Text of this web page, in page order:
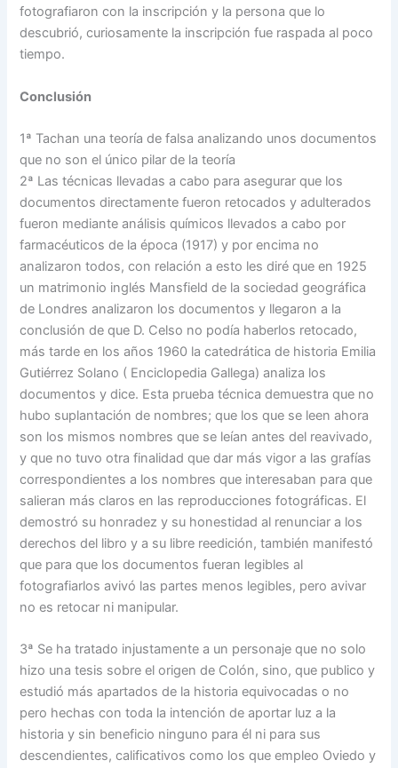
fotografiaron con la inscripción y la persona que lo
descubrió, curiosamente la inscripción fue raspada al poco
tiempo.
Conclusión
1ª Tachan una teoría de falsa analizando unos documentos
que no son el único pilar de la teoría
2ª Las técnicas llevadas a cabo para asegurar que los
documentos directamente fueron retocados y adulterados
fueron mediante análisis químicos llevados a cabo por
farmacéuticos de la época (1917) y por encima no
analizaron todos, con relación a esto les diré que en 1925
un matrimonio inglés Mansfield de la sociedad geográfica
de Londres analizaron los documentos y llegaron a la
conclusión de que D. Celso no podía haberlos retocado,
más tarde en los años 1960 la catedrática de historia Emilia
Gutiérrez Solano ( Enciclopedia Gallega) analiza los
documentos y dice. Esta prueba técnica demuestra que no
hubo suplantación de nombres; que los que se leen ahora
son los mismos nombres que se leían antes del reavivado,
y que no tuvo otra finalidad que dar más vigor a las grafías
correspondientes a los nombres que interesaban para que
salieran más claros en las reproducciones fotográficas. El
demostró su honradez y su honestidad al renunciar a los
derechos del libro y a su libre reedición, también manifestó
que para que los documentos fueran legibles al
fotografiarlos avivó las partes menos legibles, pero avivar
no es retocar ni manipular.
3ª Se ha tratado injustamente a un personaje que no solo
hizo una tesis sobre el origen de Colón, sino, que publico y
estudió más apartados de la historia equivocadas o no
pero hechas con toda la intención de aportar luz a la
historia y sin beneficio ninguno para él ni para sus
descendientes, calificativos como los que empleo Oviedo y